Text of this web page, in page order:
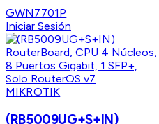
GWN7701P
Iniciar Sesión
MIKROTIK
(RB5009UG+S+IN)